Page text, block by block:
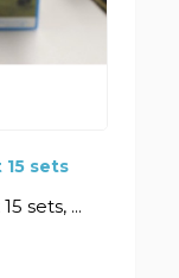
sets
sets, ...